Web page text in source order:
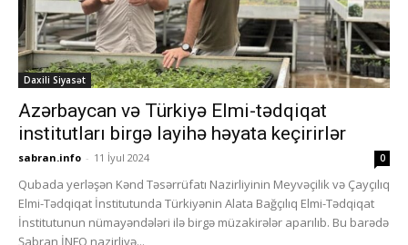
Daxili Siyasət
Azərbaycan və Türkiyə Elmi-tədqiqat
institutları birgə layihə həyata keçirirlər
sabran.info - 11 İyul 2024 0
Qubada yerləşən Kənd Təsərrüfatı Nazirliyinin Meyvəçilik və Çayçılıq
Elmi-Tədqiqat İnstitutunda Türkiyənin Alata Bağçılıq Elmi-Tədqiqat
İnstitutunun nümayəndələri ilə birgə müzakirələr aparılıb. Bu barədə
Şabran İNFO nazirliyə...